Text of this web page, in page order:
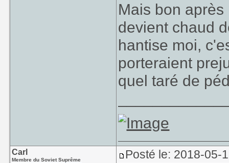
Mais bon
devient chaud
hantise moi,
porteraient
quel taré de
Carl
Membre du Soviet Suprême Posté le: 2018-05-